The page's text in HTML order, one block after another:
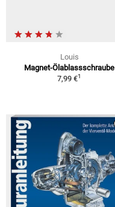
Louis
Magnet-Ölablassschraube
7,99 €1